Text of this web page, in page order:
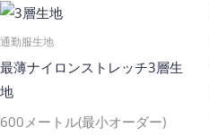
通勤服生地
最薄ナイロンストレッチ3層生
地
600メートル(最小オーダー)